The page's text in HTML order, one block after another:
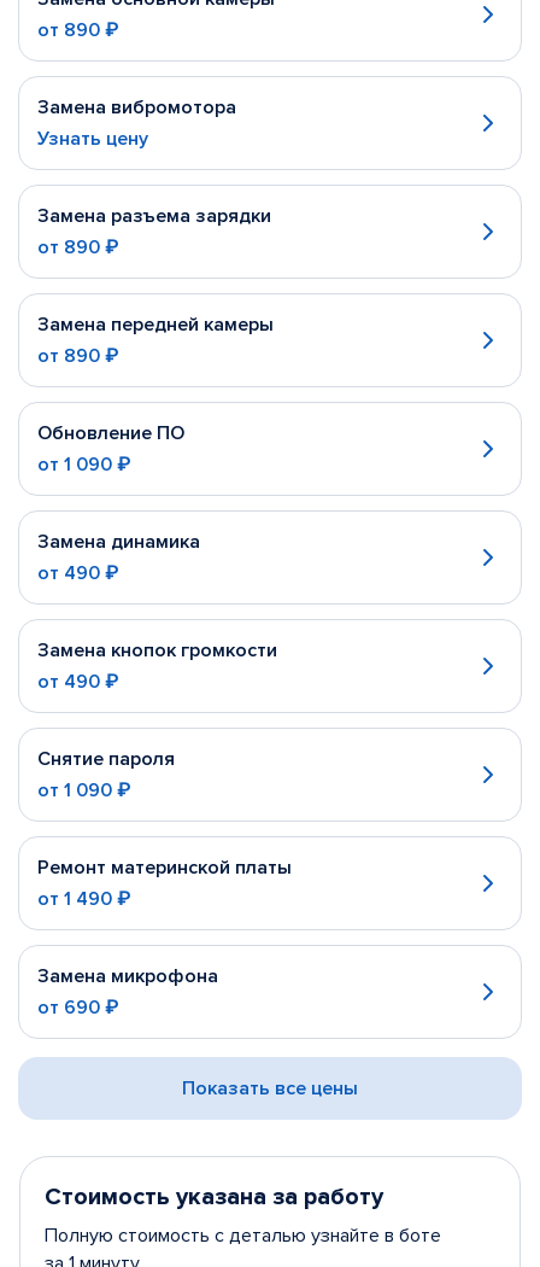
от 890 ₽
Замена вибромотора
Узнать цену
Замена разъема зарядки
от 890 ₽
Замена передней камеры
от 890 ₽
Обновление ПО
от 1 090 ₽
Замена динамика
от 490 ₽
Замена кнопок громкости
от 490 ₽
Снятие пароля
от 1 090 ₽
Ремонт материнской платы
от 1 490 ₽
Замена микрофона
от 690 ₽
Показать все цены
Стоимость указана за работу
Полную стоимость с деталью узнайте в боте